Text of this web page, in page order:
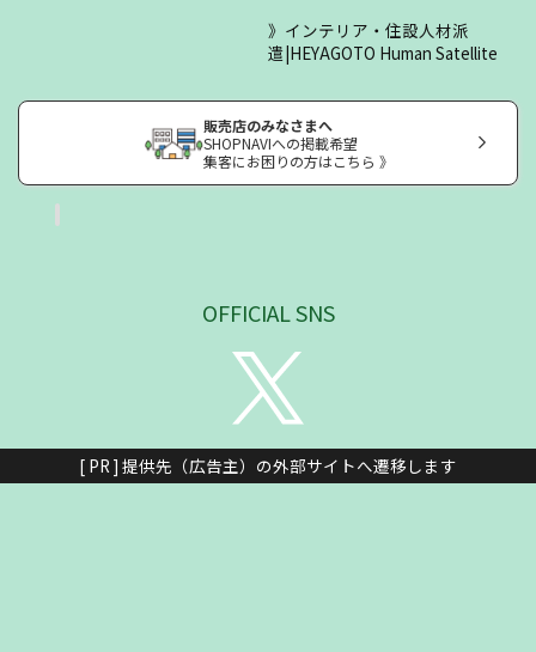
インテリア・住設人材派
遣|HEYAGOTO Human Satellite
販売店のみなさまへ
SHOPNAVIへの掲載希望
集客にお困りの方はこちら 》
OFFICIAL SNS
[ PR ] 提供先（広告主）の外部サイトへ遷移します